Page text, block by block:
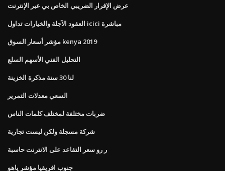
عرض الإقرار الضريبي الخاص بي عبر الإنترنت
العقود الآجلة والخيارات تداول icici مباشرة
مؤشر أسعار السوق kenya 2019
التحليل الفني الأسهم السلع
لنا 30 سنة مذكرة الخزينة
السعي معدلات التمرير
ضربات مختلفة لمختلف كلمات الناس
شركة مسجلة ولكن ليست تجارية
ر رو سعر التقاعد على الانترنت حاسبة
جنوب افريقيا مؤشر ياهو